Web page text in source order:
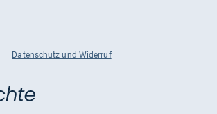
Datenschutz und Widerruf